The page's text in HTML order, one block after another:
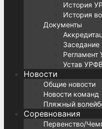
История
История
Документы
Устав
Новости
Общие новости
Новости команд
Пляжный
Соревнования
Первенство/